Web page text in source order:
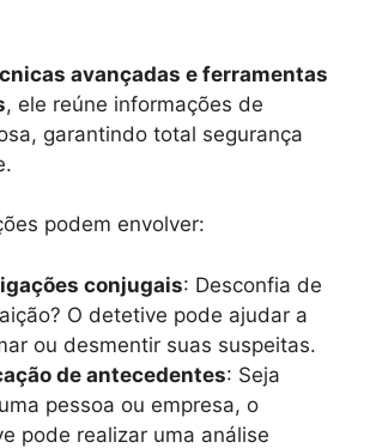
avançadas e ferramentas
, ele reúne informações de
garantindo total segurança
podem envolver:
conjugais: Desconfia de
O detetive pode ajudar a
ou desmentir suas suspeitas.
de antecedentes: Seja
pessoa ou empresa, o
pode realizar uma análise